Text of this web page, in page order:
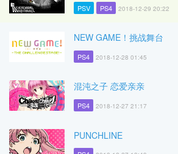
PSV PS4 2018-12-29 20:22
NEW GAME！挑战舞台
PS4 2018-12-28 01:45
混沌之子 恋爱亲亲
PS4 2018-12-27 21:17
PUNCHLINE